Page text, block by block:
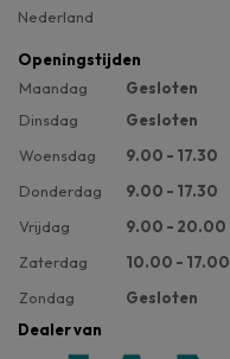
Nederland
Openingstijden
Maandag
Gesloten
Dinsdag
Gesloten
Woensdag
9.00 - 17.30
Donderdag
9.00 - 17.30
Vrijdag
9.00 - 20.00
Zaterdag
10.00 - 17.00
Zondag
Gesloten
Dealer van